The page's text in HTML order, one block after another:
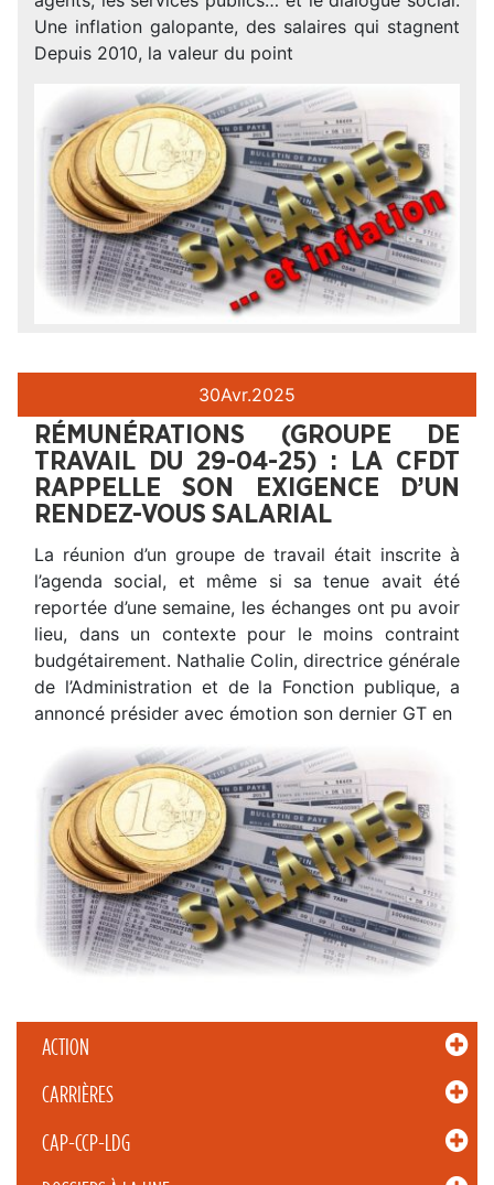
ACTION
CARRIÈRES
CAP-CCP-LDG
Une inflation galopante, des salaires qui stagnent
Depuis 2010, la valeur du point
30Avr.2025
RÉMUNÉRATIONS (GROUPE DE
TRAVAIL DU 29-04-25) : LA CFDT
RAPPELLE SON EXIGENCE D’UN
RENDEZ-VOUS SALARIAL
La réunion d’un groupe de travail était inscrite à
l’agenda social, et même si sa tenue avait été
reportée d’une semaine, les échanges ont pu avoir
lieu, dans un contexte pour le moins contraint
budgétairement. Nathalie Colin, directrice générale
de l’Administration et de la Fonction publique, a
annoncé présider avec émotion son dernier GT en